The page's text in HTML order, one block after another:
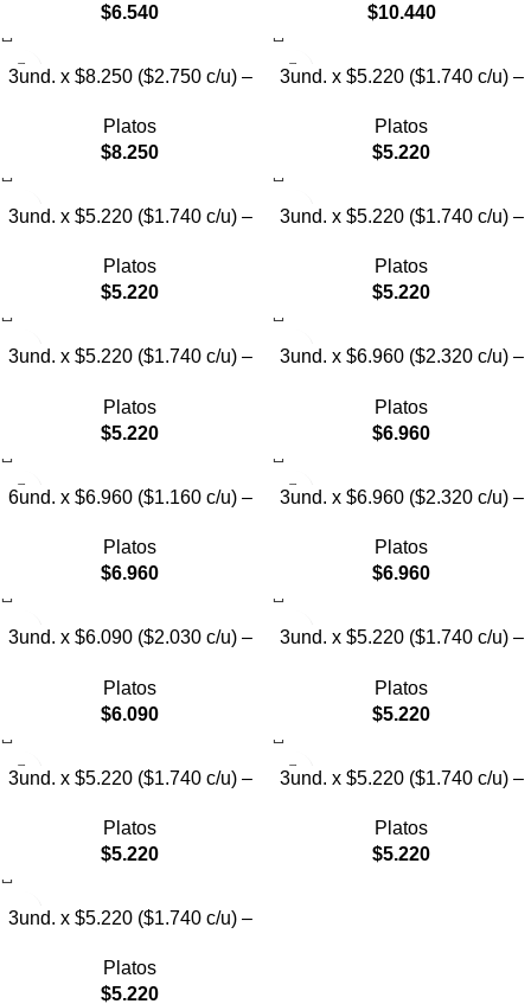
$6.540
$10.440
3und. x $8.250 ($2.750 c/u) –
con Diseño de Gatos
Platos
$8.250
3und. x $5.220 ($1.740 c/u) –
Texturizado
Platos
$5.220
3und. x $5.220 ($1.740 c/u) –
Diseño Pastel
Platos
$5.220
3und. x $5.220 ($1.740 c/u) –
con Diseños Estampados
Platos
$5.220
3und. x $5.220 ($1.740 c/u) –
con Diseño
Platos
$5.220
3und. x $6.960 ($2.320 c/u) –
con Patitas
Platos
$6.960
6und. x $6.960 ($1.160 c/u) –
Platos
$6.960
3und. x $6.960 ($2.320 c/u) –
Pollito
Platos
$6.960
3und. x $6.090 ($2.030 c/u) –
Platos
$6.090
3und. x $5.220 ($1.740 c/u) –
Platos
$5.220
3und. x $5.220 ($1.740 c/u) –
Platos
$5.220
3und. x $5.220 ($1.740 c/u) –
Platos
$5.220
3und. x $5.220 ($1.740 c/u) –
Platos
$5.220